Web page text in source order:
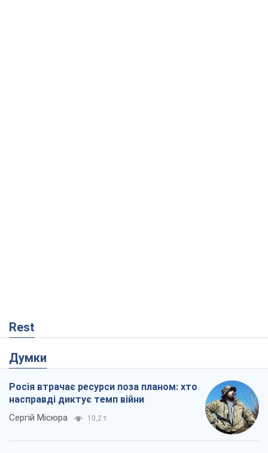
Rest
Думки
Росія втрачає ресурси поза планом: хто
насправді диктує темп війни
Сергій Місюра 10,2 т.